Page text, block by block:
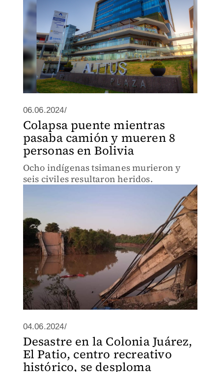
06.06.2024/
Colapsa puente mientras
pasaba camión y mueren 8
personas en Bolivia
Ocho indígenas tsimanes murieron y
seis civiles resultaron heridos.
04.06.2024/
Desastre en la Colonia Juárez,
El Patio, centro recreativo
histórico, se desploma